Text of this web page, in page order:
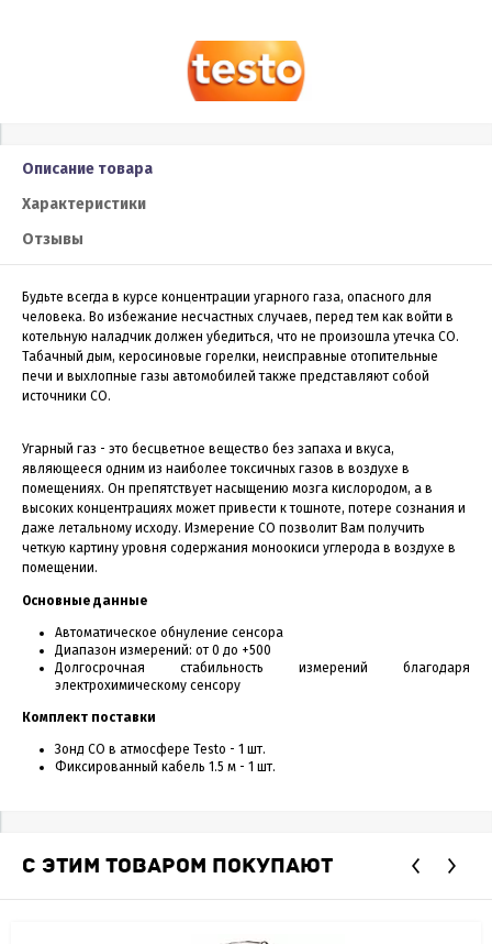
Описание товара
Характеристики
Отзывы
Будьте всегда в курсе концентрации угарного газа, опасного для
человека. Во избежание несчастных случаев, перед тем как войти в
котельную наладчик должен убедиться, что не произошла утечка СО.
Табачный дым, керосиновые горелки, неисправные отопительные
печи и выхлопные газы автомобилей также представляют собой
источники СО.
Угарный газ - это бесцветное вещество без запаха и вкуса,
являющееся одним из наиболее токсичных газов в воздухе в
помещениях. Он препятствует насыщению мозга кислородом, а в
высоких концентрациях может привести к тошноте, потере сознания и
даже летальному исходу. Измерение СО позволит Вам получить
четкую картину уровня содержания моноокиси углерода в воздухе в
помещении.
Основные данные
Автоматическое обнуление сенсора
Диапазон измерений: от 0 до +500
Долгосрочная стабильность измерений благодаря
электрохимическому сенсору
Комплект поставки
Зонд СО в атмосфере Testo - 1 шт.
Фиксированный кабель 1.5 м - 1 шт.
С ЭТИМ ТОВАРОМ ПОКУПАЮТ